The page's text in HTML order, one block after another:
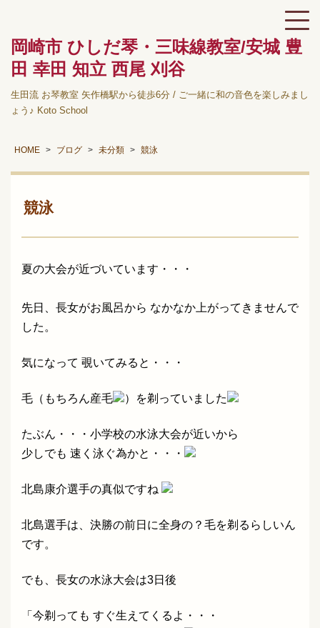
岡崎市 ひしだ琴・三味線教室/安城 豊
田 幸田 知立 西尾 刈谷
生田流 お琴教室 矢作橋駅から徒歩6分 / ご一緒に和の音色を楽しみまし
ょう♪ Koto School
HOME ブログ 未分類 競泳
競泳
夏の大会が近づいています・・・
先日、長女がお風呂から なかなか上がってきませんで
した。
気になって 覗いてみると・・・
毛（もちろん産毛 ）を剃っていました
たぶん・・・小学校の水泳大会が近いから
少しでも 速く泳ぐ為かと・・・
北島康介選手の真似ですね
北島選手は、決勝の前日に全身の？毛を剃るらしいん
です。
でも、長女の水泳大会は3日後
「今剃っても すぐ生えてくるよ・・・